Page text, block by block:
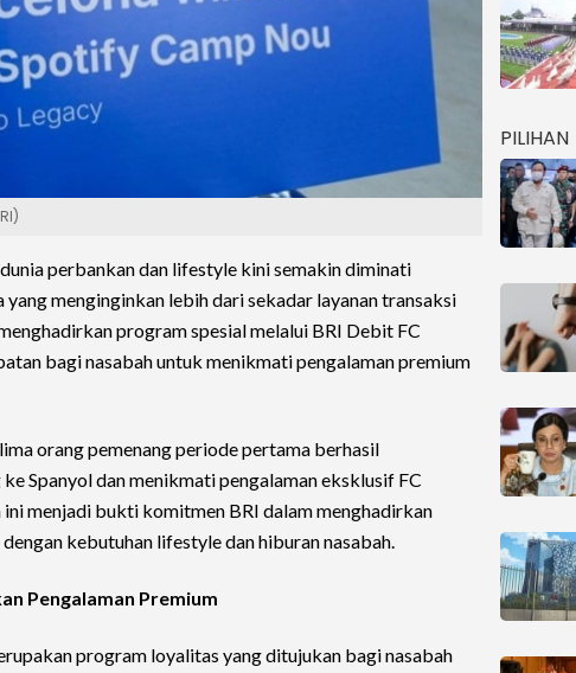
perbankan dan lifestyle kini semakin diminati
menginginkan lebih dari sekadar layanan transaksi
program spesial melalui BRI Debit FC
bagi nasabah untuk menikmati pengalaman premium
orang pemenang periode pertama berhasil
Spanyol dan menikmati pengalaman eksklusif FC
menjadi bukti komitmen BRI dalam menghadirkan
kebutuhan lifestyle dan hiburan nasabah.
Pengalaman Premium
program loyalitas yang ditujukan bagi nasabah
PILIHAN